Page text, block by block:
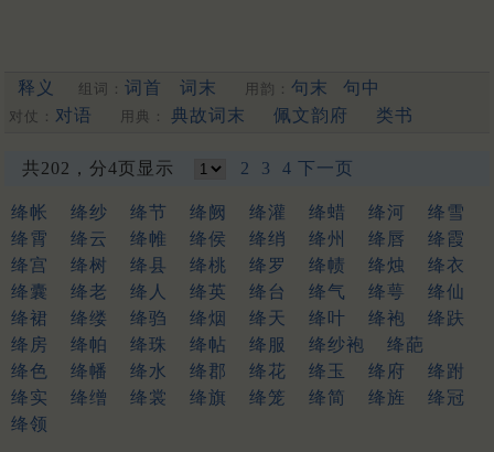
释义 组词： 词首 词末 用韵： 句末 句中
对仗： 对语 用典： 典故词末 佩文韵府 类书
共202，分4页显示 2 3 4 下一页
绛帐 绛纱 绛节 绛阙 绛灌 绛蜡 绛河
绛雪
绛霄
绛云 绛帷 绛侯 绛绡 绛州 绛唇
绛霞
绛宫
绛树 绛县 绛桃 绛罗 绛帻 绛烛
绛衣
绛囊
绛老 绛人 绛英 绛台 绛气 绛萼
绛仙
绛裙
绛缕 绛驺 绛烟 绛天 绛叶 绛袍
绛趺
绛房
绛帕 绛珠 绛帖 绛服 绛纱袍
绛葩
绛色
绛幡 绛水 绛郡 绛花 绛玉 绛府
绛跗
绛实
绛缯 绛裳 绛旗 绛笼 绛简 绛旌
绛冠
绛领